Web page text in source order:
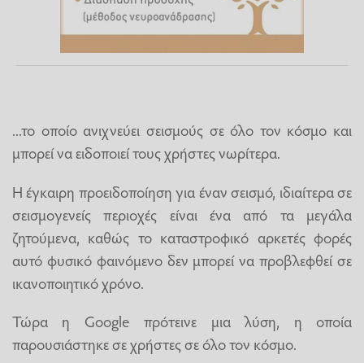
...το οποίο ανιχνεύει σεισμούς σε όλο τον κόσμο και
μπορεί να ειδοποιεί τους χρήστες νωρίτερα.
Η έγκαιρη προειδοποίηση για έναν σεισμό, ιδιαίτερα σε
σεισμογενείς περιοχές είναι ένα από τα μεγάλα
ζητούμενα, καθώς το καταστροφικό αρκετές φορές
αυτό φυσικό φαινόμενο δεν μπορεί να προβλεφθεί σε
ικανοποιητικό χρόνο.
Τώρα η Google πρότεινε μια λύση, η οποία
παρουσιάστηκε σε χρήστες σε όλο τον κόσμο.